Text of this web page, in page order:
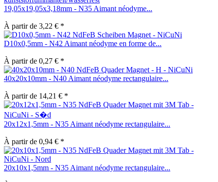
19,05x19,05x3,18mm - N35 Aimant néodyme...
À partir de 3,22 € *
D10x0,5mm - N42 Aimant néodyme en forme de...
À partir de 0,27 € *
40x20x10mm - N40 Aimant néodyme rectangulaire...
À partir de 14,21 € *
20x12x1,5mm - N35 Aimant néodyme rectangulaire...
À partir de 0,94 € *
20x10x1,5mm - N35 Aimant néodyme rectangulaire...